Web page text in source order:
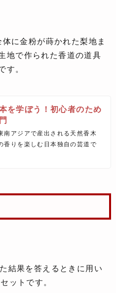
に金粉が蒔かれた梨地ま
地で作られた香道の道具
す。
を学ぼう！初心者のため
南アジアで産出される天然香木
香りを楽しむ日本独自の芸道で
結果を答えるときに用い
ットです。